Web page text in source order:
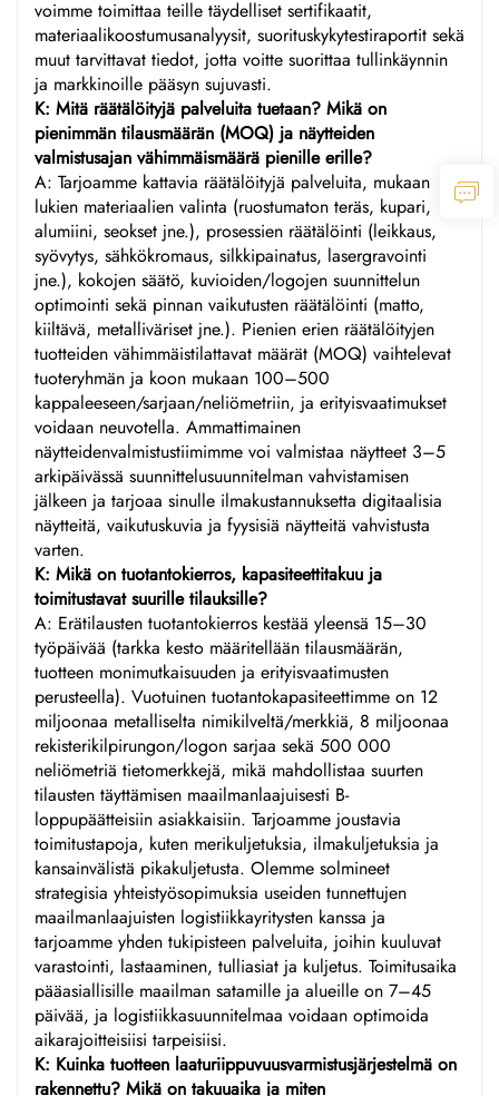
voimme toimittaa teille täydelliset sertifikaatit,
materiaalikoostumusanalyysit, suorituskykytestiraportit sekä
muut tarvittavat tiedot, jotta voitte suorittaa tullinkäynnin
ja markkinoille pääsyn sujuvasti.
K: Mitä räätälöityjä palveluita tuetaan? Mikä on
pienimmän tilausmäärän (MOQ) ja näytteiden
valmistusajan vähimmäismäärä pienille erille?
A: Tarjoamme kattavia räätälöityjä palveluita, mukaan
lukien materiaalien valinta (ruostumaton teräs, kupari,
alumiini, seokset jne.), prosessien räätälöinti (leikkaus,
syövytys, sähkökromaus, silkkipainatus, lasergravointi
jne.), kokojen säätö, kuvioiden/logojen suunnittelun
optimointi sekä pinnan vaikutusten räätälöinti (matto,
kiiltävä, metalliväriset jne.). Pienien erien räätälöityjen
tuotteiden vähimmäistilattavat määrät (MOQ) vaihtelevat
tuoteryhmän ja koon mukaan 100–500
kappaleeseen/sarjaan/neliömetriin, ja erityisvaatimukset
voidaan neuvotella. Ammattimainen
näytteidenvalmistustiimimme voi valmistaa näytteet 3–5
arkipäivässä suunnittelusuunnitelman vahvistamisen
jälkeen ja tarjoaa sinulle ilmakustannuksetta digitaalisia
näytteitä, vaikutuskuvia ja fyysisiä näytteitä vahvistusta
varten.
K: Mikä on tuotantokierros, kapasiteettitakuu ja
toimitustavat suurille tilauksille?
A: Erätilausten tuotantokierros kestää yleensä 15–30
työpäivää (tarkka kesto määritellään tilausmäärän,
tuotteen monimutkaisuuden ja erityisvaatimusten
perusteella). Vuotuinen tuotantokapasiteettimme on 12
miljoonaa metalliselta nimikilveltä/merkkiä, 8 miljoonaa
rekisterikilpirungon/logon sarjaa sekä 500 000
neliömetriä tietomerkkejä, mikä mahdollistaa suurten
tilausten täyttämisen maailmanlaajuisesti B-
loppupäätteisiin asiakkaisiin. Tarjoamme joustavia
toimitustapoja, kuten merikuljetuksia, ilmakuljetuksia ja
kansainvälistä pikakuljetusta. Olemme solmineet
strategisia yhteistyösopimuksia useiden tunnettujen
maailmanlaajuisten logistiikkayritysten kanssa ja
tarjoamme yhden tukipisteen palveluita, joihin kuuluvat
varastointi, lastaaminen, tulliasiat ja kuljetus. Toimitusaika
pääasiallisille maailman satamille ja alueille on 7–45
päivää, ja logistiikkasuunnitelmaa voidaan optimoida
aikarajoitteisiisi tarpeisiisi.
K: Kuinka tuotteen laaturiippuvuusvarmistusjärjestelmä on
rakennettu? Mikä on takuuaika ja miten